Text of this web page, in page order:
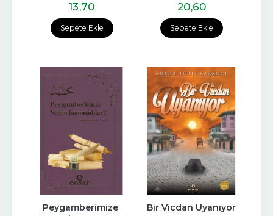
Sepete Ekle
13,70
Sepete Ekle
20,60
Peygamberimize
Bir Vicdan Uyanıyor